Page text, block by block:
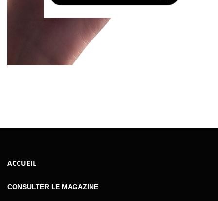
ACCUEIL
CONSULTER LE MAGAZINE